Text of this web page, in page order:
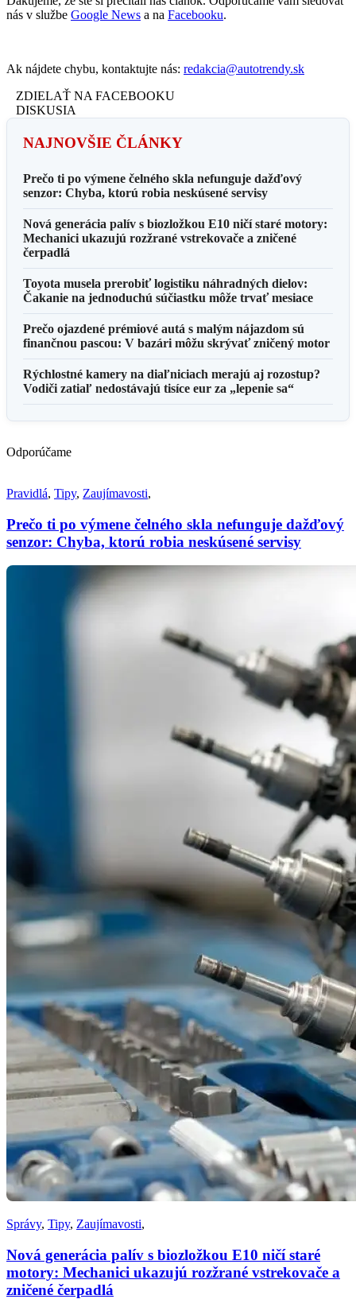
nás v službe Google News a na Facebooku.
Ak nájdete chybu, kontaktujte nás: redakcia@autotrendy.sk
ZDIELAŤ NA FACEBOOKU
DISKUSIA
NAJNOVŠIE ČLÁNKY
Prečo ti po výmene čelného skla nefunguje dažďový
senzor: Chyba, ktorú robia neskúsené servisy
Nová generácia palív s biozložkou E10 ničí staré motory:
Mechanici ukazujú rozžrané vstrekovače a zničené
čerpadlá
Toyota musela prerobiť logistiku náhradných dielov:
Čakanie na jednoduchú súčiastku môže trvať mesiace
Prečo ojazdené prémiové autá s malým nájazdom sú
finančnou pascou: V bazári môžu skrývať zničený motor
Rýchlostné kamery na diaľniciach merajú aj rozostup?
Vodiči zatiaľ nedostávajú tisíce eur za „lepenie sa“
Odporúčame
Pravidlá, Tipy, Zaujímavosti,
Prečo ti po výmene čelného skla nefunguje dažďový
senzor: Chyba, ktorú robia neskúsené servisy
Správy, Tipy, Zaujímavosti,
Nová generácia palív s biozložkou E10 ničí staré
motory: Mechanici ukazujú rozžrané vstrekovače a
zničené čerpadlá